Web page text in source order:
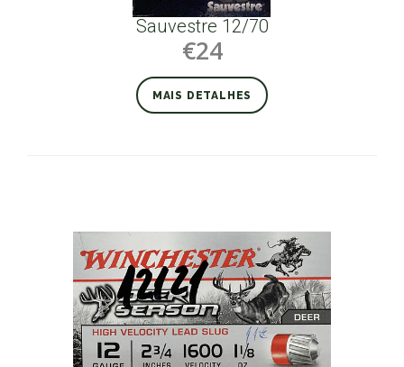
Sauvestre 12/70
€24
MAIS DETALHES